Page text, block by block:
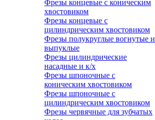
Фрезы концевые с коническим
хвостовиком
Фрезы концевые с
цилиндрическим хвостовиком
Фрезы полукруглые вогнутые и
выпуклые
Фрезы цилиндрические
насадные и к/х
Фрезы шпоночные с
коническим хвостовиком
Фрезы шпоночные с
цилиндрическим хвостовиком
Фрезы червячные для зубчатых